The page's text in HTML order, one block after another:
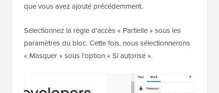
que vous avez ajouté précédemment.
Sélectionnez la règle d'accès « Partielle » sous les
paramètres du bloc. Cette fois, nous sélectionnerons
« Masquer » sous l'option « Si autorisé ».